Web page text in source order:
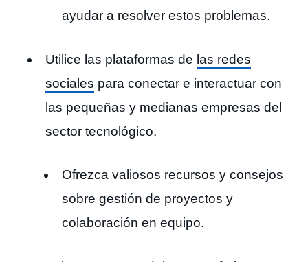
ayudar a resolver estos problemas.
Utilice las plataformas de las redes
sociales para conectar e interactuar con
las pequeñas y medianas empresas del
sector tecnológico.
Ofrezca valiosos recursos y consejos
sobre gestión de proyectos y
colaboración en equipo.